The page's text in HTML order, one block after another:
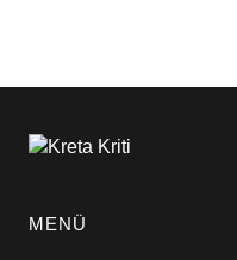
MENÜ